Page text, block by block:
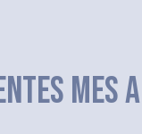
MES